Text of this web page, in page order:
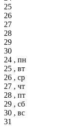
25
26
27
28
29
30
24 , пн
25 , вт
26 , ср
27 , чт
28 , пт
29 , сб
30 , вс
31